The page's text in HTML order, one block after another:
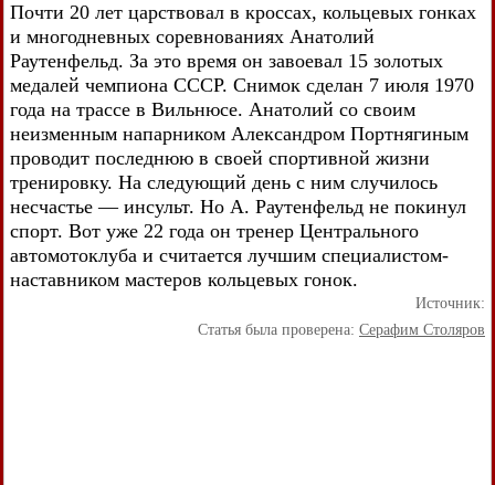
Почти 20 лет царствовал в кроссах, кольцевых гонках
и многодневных соревнованиях Анатолий
Раутенфельд. За это время он завоевал 15 золотых
медалей чемпиона СССР. Снимок сделан 7 июля 1970
года на трассе в Вильнюсе. Анатолий со своим
неизменным напарником Александром Портнягиным
проводит последнюю в своей спортивной жизни
тренировку. На следующий день с ним случилось
несчастье — инсульт. Но А. Раутенфельд не покинул
спорт. Вот уже 22 года он тренер Центрального
автомотоклуба и считается лучшим специалистом-
наставником мастеров кольцевых гонок.
Источник:
Статья была проверена: Серафим Столяров